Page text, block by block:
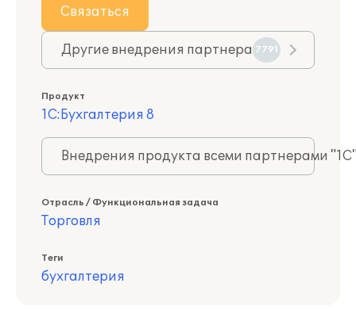
Связаться
Другие внедрения партнера 7791
Продукт
1С:Бухгалтерия 8
Внедрения продукта всеми партнерами
Отрасль / Функциональная задача
Торговля
Теги
бухгалтерия